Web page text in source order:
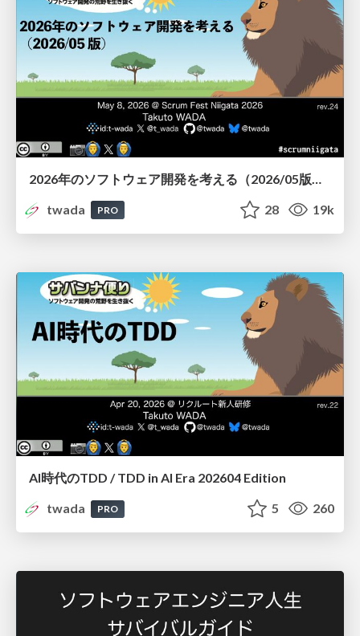
twada
PRO 28 19k
AI時代のTDD / TDD in AI Era 202604 Edition
twada
PRO 5 260